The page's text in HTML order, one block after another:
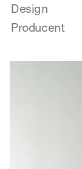
om
Bord
Design
Producent